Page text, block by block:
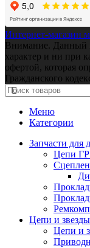
Интернет-магазин
Внимание. Данный
характер и ни при
офертой, которая
Гражданского
Меню
Категории
Запчасти для
Цепи
Цепи и звезды
Цепи и